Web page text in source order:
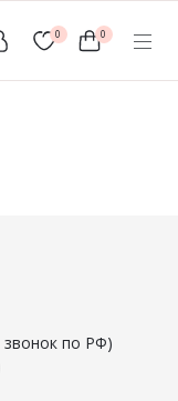
0 0
звонок по РФ)